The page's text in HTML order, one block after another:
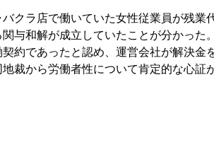
クラ店で働いていた女性従業員が残
与和解が成立していたことが分かっ
契約であったと認め、運営会社が解決
裁から労働者性について肯定的な心